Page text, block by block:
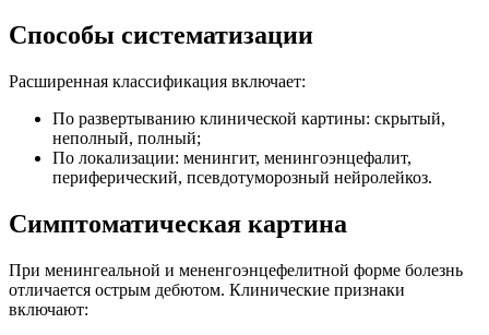
Способы систематизации
Расширенная классификация включает:
По развертыванию клинической картины: скрытый,
неполный, полный;
По локализации: менингит, менингоэнцефалит,
периферический, псевдотуморозный нейролейкоз.
Симптоматическая картина
При менингеальной и мененгоэнцефелитной форме болезнь
отличается острым дебютом. Клинические признаки
включают: